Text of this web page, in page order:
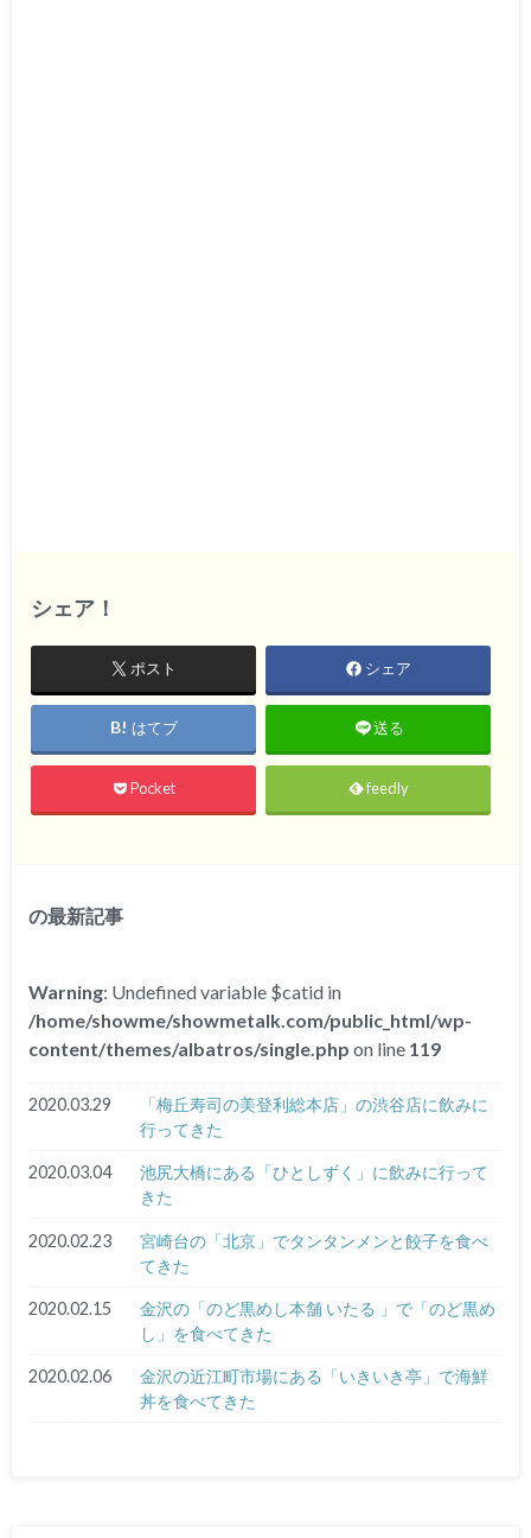
シェア！
ポスト シェア
はてブ 送る
Pocket feedly
の最新記事
Warning: Undefined variable $catid in
/home/showme/showmetalk.com/public_html/wp-
content/themes/albatros/single.php on line 119
2020.03.29
「梅丘寿司の美登利総本店」の渋谷店に飲みに
行ってきた
2020.03.04
池尻大橋にある「ひとしずく」に飲みに行って
きた
2020.02.23
宮崎台の「北京」でタンタンメンと餃子を食べ
てきた
2020.02.15
金沢の「のど黒めし本舗 いたる 」で「のど黒め
し」を食べてきた
2020.02.06
金沢の近江町市場にある「いきいき亭」で海鮮
丼を食べてきた